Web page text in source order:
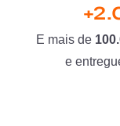
E mais de
e